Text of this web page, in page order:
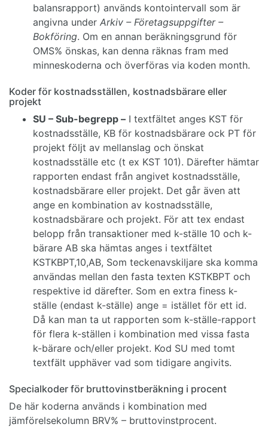
balansrapport) används kontointervall som är
angivna under Arkiv – Företagsuppgifter –
Bokföring. Om en annan beräkningsgrund för
OMS% önskas, kan denna räknas fram med
minneskoderna och överföras via koden month.
Koder för kostnadsställen, kostnadsbärare eller
projekt
SU – Sub-begrepp – I textfältet anges KST för
kostnadsställe, KB för kostnadsbärare ock PT för
projekt följt av mellanslag och önskat
kostnadsställe etc (t ex KST 101). Därefter hämtar
rapporten endast från angivet kostnadsställe,
kostnadsbärare eller projekt. Det går även att
ange en kombination av kostnadsställe,
kostnadsbärare och projekt. För att tex endast
belopp från transaktioner med k-ställe 10 och k-
bärare AB ska hämtas anges i textfältet
KSTKBPT,10,AB, Som teckenavskiljare ska komma
användas mellan den fasta texten KSTKBPT och
respektive id därefter. Som en extra finess k-
ställe (endast k-ställe) ange = istället för ett id.
Då kan man ta ut rapporten som k-ställe-rapport
för flera k-ställen i kombination med vissa fasta
k-bärare och/eller projekt. Kod SU med tomt
textfält upphäver vad som tidigare angivits.
Specialkoder för bruttovinstberäkning i procent
De här koderna används i kombination med
jämförelsekolumn BRV% – bruttovinstprocent.